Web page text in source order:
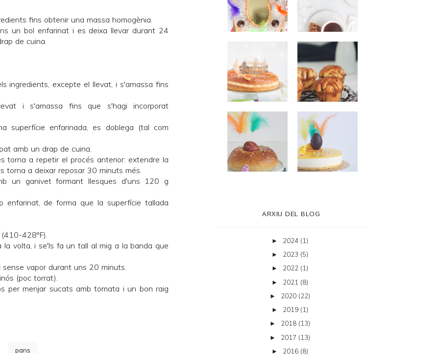
fins obtenir una massa homogènia.
un bol enfarinat i es deixa llevar durant 24
de cuina.
ingredients, excepte el llevat, i s'amassa fins
i s'amassa fins que s'hagi incorporat
superfície enfarinada, es doblega (tal com
amb un drap de cuina.
torna a repetir el procés anterior: extendre la
torna a deixar reposar 30 minuts més.
un ganivet formant llesques d'uns 120 g
enfarinat, de forma que la superfície tallada
428ºF).
la volta, i se'ls fa un tall al mig a la banda que
vapor durant uns 20 minuts.
(poc torrat).
per menjar sucats amb tomata i un bon raig
pans
ARXIU DEL BLOG
► 2024 (1)
► 2023 (5)
► 2022 (1)
► 2021 (8)
► 2020 (22)
► 2019 (1)
► 2018 (13)
► 2017 (13)
► 2016 (8)